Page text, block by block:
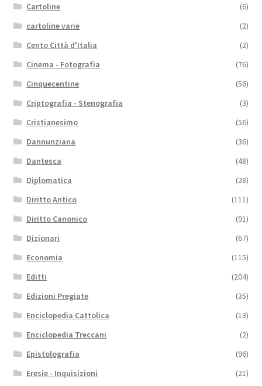
Cartoline
(6)
cartoline varie
(2)
Cento Città d'Italia
(2)
Cinema - Fotografia
(76)
Cinquecentine
(56)
Criptografia - Stenografia
(3)
Cristianesimo
(56)
Dannunziana
(36)
Dantesca
(48)
Diplomatica
(28)
Diritto Antico
(111)
Diritto Canonico
(91)
Dizionari
(67)
Economia
(115)
Editti
(204)
Edizioni Pregiate
(35)
Enciclopedia Cattolica
(13)
Enciclopedia Treccani
(2)
Epistolografia
(96)
Eresie - Inquisizioni
(21)